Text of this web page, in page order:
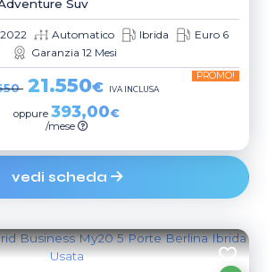
Suv
2022 Automatico Ibrida
Euro 6
Garanzia 12 Mesi
21.550€
PROMO!
IVA INCLUSA
oppure393,00€
/mese
vedi scheda